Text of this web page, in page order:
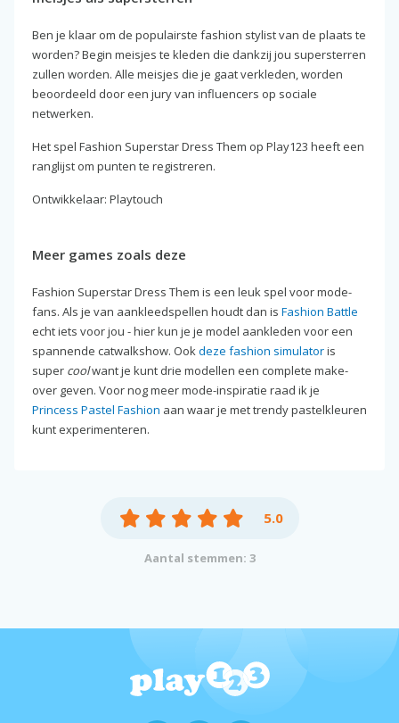
Ben je klaar om de populairste fashion stylist van de plaats te
worden? Begin meisjes te kleden die dankzij jou supersterren
zullen worden. Alle meisjes die je gaat verkleden, worden
beoordeeld door een jury van influencers op sociale
netwerken.
Het spel Fashion Superstar Dress Them op Play123 heeft een
ranglijst om punten te registreren.
Ontwikkelaar: Playtouch
Meer games zoals deze
Fashion Superstar Dress Them is een leuk spel voor mode-
fans. Als je van aankleedspellen houdt dan is Fashion Battle
echt iets voor jou - hier kun je je model aankleden voor een
spannende catwalkshow. Ookdeze fashion simulatoris
super coolwant je kunt drie modellen een complete make-
over geven. Voor nog meer mode-inspiratie raad ik je
Princess Pastel Fashion aan waar je met trendy pastelkleuren
kunt experimenteren.
5.0
Aantal stemmen: 3